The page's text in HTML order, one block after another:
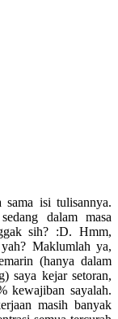
isi tulisannya.
dalam masa
sih? :D. Hmm,
Maklumlah ya,
(hanya dalam
saya kejar setoran,
kewajiban sayalah.
masih banyak